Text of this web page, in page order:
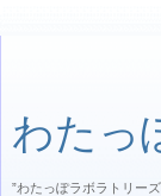
わたっ
”わたっぽラボラトリー